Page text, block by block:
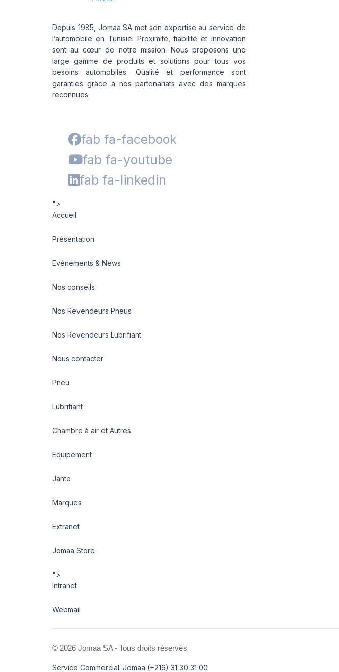
Depuis 1985, Jomaa SA met son expertise au service de
l’automobile en Tunisie. Proximité, fiabilité et innovation
sont au cœur de notre mission. Nous proposons une
large gamme de produits et solutions pour tous vos
besoins automobiles. Qualité et performance sont
garanties grâce à nos partenariats avec des marques
reconnues.
fab fa-facebook
fab fa-youtube
fab fa-linkedin
">
Accueil
Présentation
Evénements & News
Nos conseils
Nos Revendeurs Pneus
Nos Revendeurs Lubrifiant
Nous contacter
Pneu
Lubrifiant
Chambre à air et Autres
Equipement
Jante
Marques
Extranet
Jomaa Store
">
Intranet
Webmail
© 2026 Jomaa SA - Tous droits réservés
Service Commercial: Jomaa (+216) 31 30 31 00